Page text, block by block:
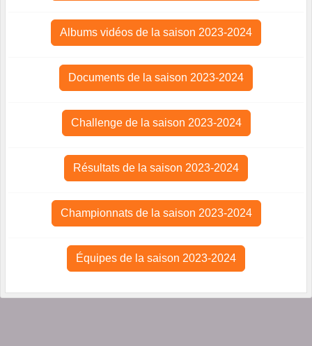
Albums vidéos de la saison 2023-2024
Documents de la saison 2023-2024
Challenge de la saison 2023-2024
Résultats de la saison 2023-2024
Championnats de la saison 2023-2024
Équipes de la saison 2023-2024